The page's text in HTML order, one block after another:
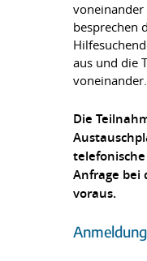
voneinander
besprechen
aus und die
voneinander.
Die
Anfrage bei
voraus.
Anmeldung